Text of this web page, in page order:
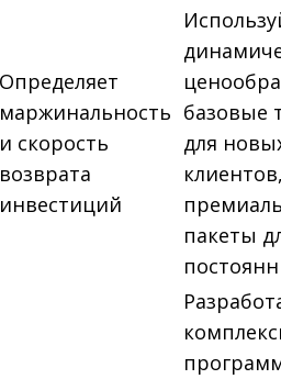
Определяет
маржинальность
и скорость
возврата
инвестиций
базовые
для
пакеты